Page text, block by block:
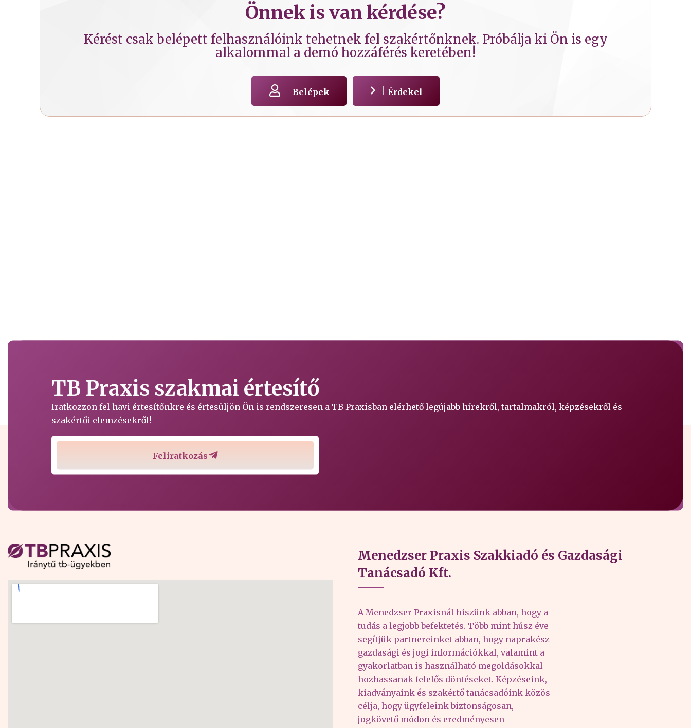
Önnek is van kérdése?
Kérést csak belépett felhasználóink tehetnek fel szakértőnknek. Próbálja ki Ön is egy
alkalommal a demó hozzáférés keretében!
Belépek Érdekel
TB Praxis szakmai értesítő
Iratkozzon fel havi értesítőnkre és értesüljön Ön is rendszeresen a TB Praxisban elérhető legújabb hírekről, tartalmakról, képzésekről és
szakértői elemzésekről!
Feliratkozás
Menedzser Praxis Szakkiadó és Gazdasági
Tanácsadó Kft.
A Menedzser Praxisnál hiszünk abban, hogy a
tudás a legjobb befektetés. Több mint húsz éve
segítjük partnereinket abban, hogy naprakész
gazdasági és jogi információkkal, valamint a
gyakorlatban is használható megoldásokkal
hozhassanak felelős döntéseket. Képzéseink,
kiadványaink és szakértő tanácsadóink közös
célja, hogy ügyfeleink biztonságosan,
jogkövető módon és eredményesen